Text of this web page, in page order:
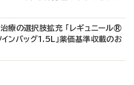
療の選択肢拡充 「レギュニール®
ンバッグ1.5L」薬価基準収載のお